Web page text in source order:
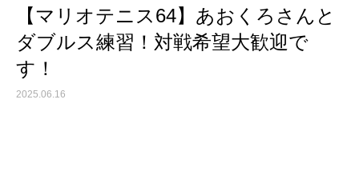
【マリオテニス64】あおくろさんと
ダブルス練習！対戦希望大歓迎で
す！
2025.06.16